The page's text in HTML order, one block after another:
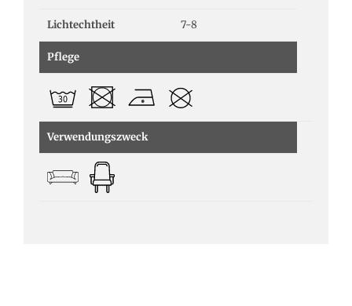
Lichtechtheit 7-8
Pflege
Verwendungszweck